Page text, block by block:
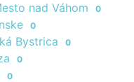
nad Váhom 0
0
Bystrica 0
0
0